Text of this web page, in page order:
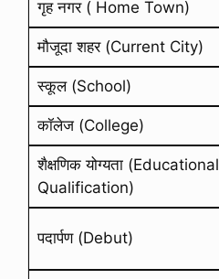
गृह नगर ( Home Town)
मौजूदा शहर (Current City)
स्कूल (School)
कॉलेज (College)
शैक्षणिक योग्यता (Educational
Qualification)
पदार्पण (Debut)